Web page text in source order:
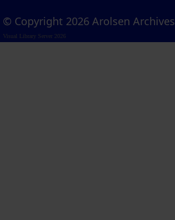
© Copyright 2026 Arolsen Archives
Visual Library Server 2026